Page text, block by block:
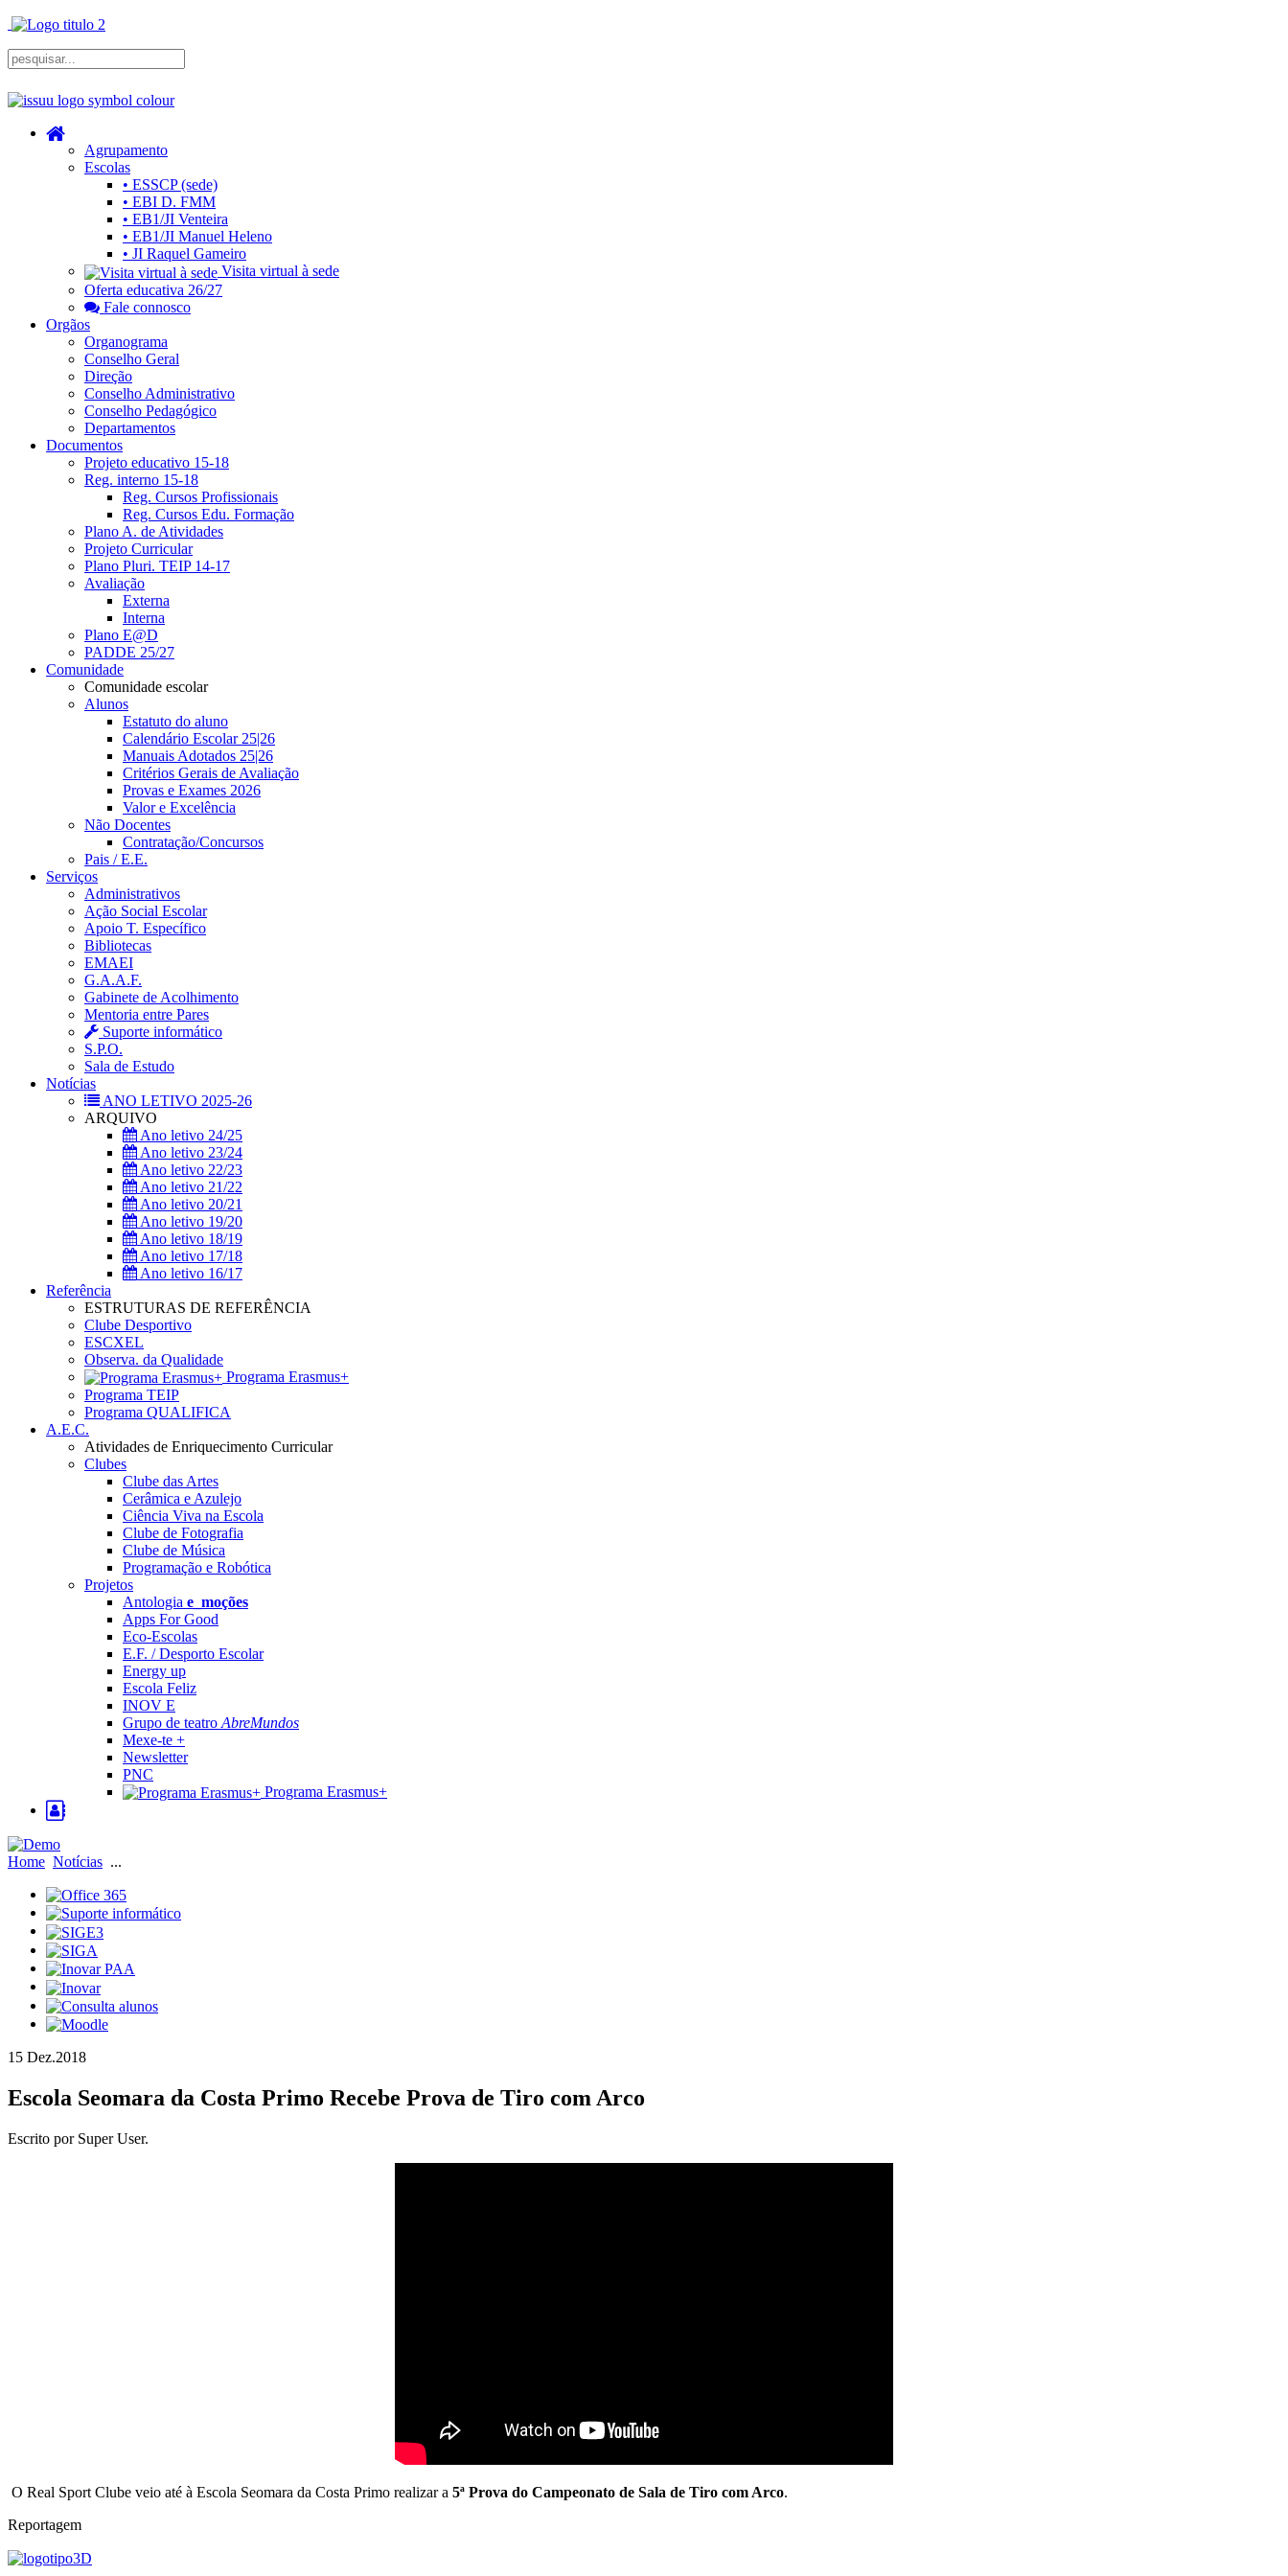
Agrupamento
Escolas
• ESSCP (sede)
• EBI D. FMM
• EB1/JI Venteira
• EB1/JI Manuel Heleno
• JI Raquel Gameiro
Visita virtual à sede
Oferta educativa 26/27
Fale connosco
Orgãos
Organograma
Conselho Geral
Direção
Conselho Administrativo
Conselho Pedagógico
Departamentos
Documentos
Projeto educativo 15-18
Reg. interno 15-18
Reg. Cursos Profissionais
Reg. Cursos Edu. Formação
Plano A. de Atividades
Projeto Curricular
Plano Pluri. TEIP 14-17
Avaliação
Externa
Interna
Plano E@D
PADDE 25/27
Comunidade
Comunidade escolar
Alunos
Estatuto do aluno
Calendário Escolar 25|26
Manuais Adotados 25|26
Critérios Gerais de Avaliação
Provas e Exames 2026
Valor e Excelência
Não Docentes
Contratação/Concursos
Pais / E.E.
Serviços
Administrativos
Ação Social Escolar
Apoio T. Específico
Bibliotecas
EMAEI
G.A.A.F.
Gabinete de Acolhimento
Mentoria entre Pares
Suporte informático
S.P.O.
Sala de Estudo
Notícias
ANO LETIVO 2025-26
ARQUIVO
Ano letivo 24/25
Ano letivo 23/24
Ano letivo 22/23
Ano letivo 21/22
Ano letivo 20/21
Ano letivo 19/20
Ano letivo 18/19
Ano letivo 17/18
Ano letivo 16/17
Referência
ESTRUTURAS DE REFERÊNCIA
Clube Desportivo
ESCXEL
Observa. da Qualidade
Programa Erasmus+
Programa TEIP
Programa QUALIFICA
A.E.C.
Atividades de Enriquecimento Curricular
Clubes
Clube das Artes
Cerâmica e Azulejo
Ciência Viva na Escola
Clube de Fotografia
Clube de Música
Programação e Robótica
Projetos
Antologia e_moções
Apps For Good
Eco-Escolas
E.F. / Desporto Escolar
Energy up
Escola Feliz
INOV E
Grupo de teatro AbreMundos
Mexe-te +
Newsletter
PNC
Programa Erasmus+
Home Notícias ...
15 Dez.2018
Escola Seomara da Costa Primo Recebe Prova de Tiro com Arco
Escrito por Super User.
O Real Sport Clube veio até à Escola Seomara da Costa Primo realizar a 5ª Prova do Campeonato de Sala de Tiro com Arco.
Reportagem